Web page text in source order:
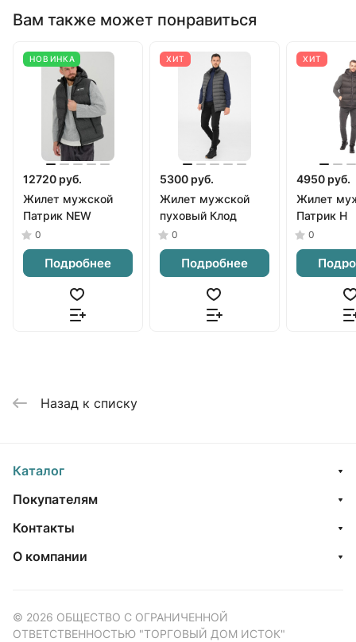
Вам также может понравиться
НОВИНКА
12720 руб.
Жилет мужской
Патрик NEW
0
Подробнее
ХИТ
5300 руб.
Жилет мужской
пуховый Клод
0
Подробнее
ХИТ
4950 руб.
Жилет
Патрик Н
0
Назад к списку
Каталог
Покупателям
Контакты
О компании
© 2026 ОБЩЕСТВО С ОГРАНИЧЕННОЙ
ОТВЕТСТВЕННОСТЬЮ "ТОРГОВЫЙ ДОМ ИСТОК"